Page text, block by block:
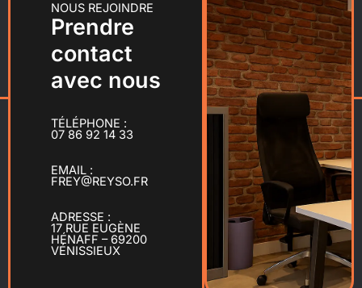
NOUS REJOINDRE
Prendre
contact
avec nous
TÉLÉPHONE :
07 86 92 14 33
EMAIL :
FREY@REYSO.FR
ADRESSE :
17 RUE EUGÈNE
HÉNAFF – 69200
VÉNISSIEUX